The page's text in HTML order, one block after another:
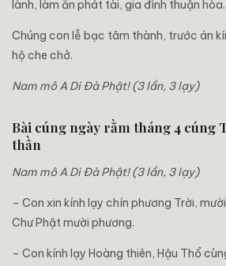
lành, làm ăn phát tài, gia đình thuận hòa.
Chúng con lễ bạc tâm thành, trước án
hộ che chở.
Nam mô A Di Đà Phật! (3 lần, 3 lạy)
Bài cúng ngày rằm tháng 4 cúng
thần
Nam mô A Di Đà Phật! (3 lần, 3 lạy)
– Con xin kính lạy chín phương Trời,
Chư Phật mười phương.
– Con kính lạy Hoàng thiên, Hậu Thổ